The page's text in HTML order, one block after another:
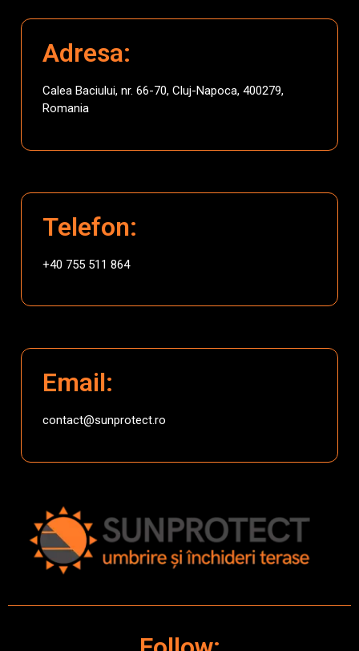
Adresa:
Calea Baciului, nr. 66-70, Cluj-Napoca, 400279,
Romania
Telefon:
+40 755 511 864
Email:
contact@sunprotect.ro